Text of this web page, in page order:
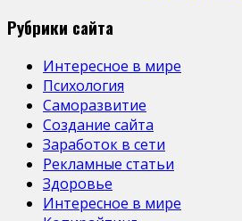
Рубрики сайта
Интересное в мире
Психология
Саморазвитие
Создание сайта
Заработок в сети
Рекламные статьи
Здоровье
Интересное в мире